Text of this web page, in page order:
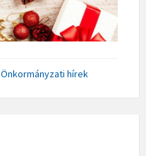
Önkormányzati hírek